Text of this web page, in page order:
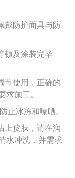
戴防护面具与防
顿及涂装完毕
节使用，正确的
施工。
冰冻和曝晒。
上皮肤，请在润
水冲洗，并需求